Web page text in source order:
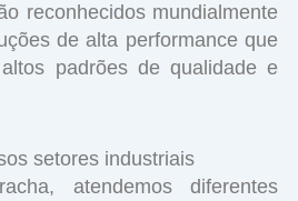
reconhecidos mundialmente
de alta performance que
padrões de qualidade e
setores industriais
atendemos diferentes